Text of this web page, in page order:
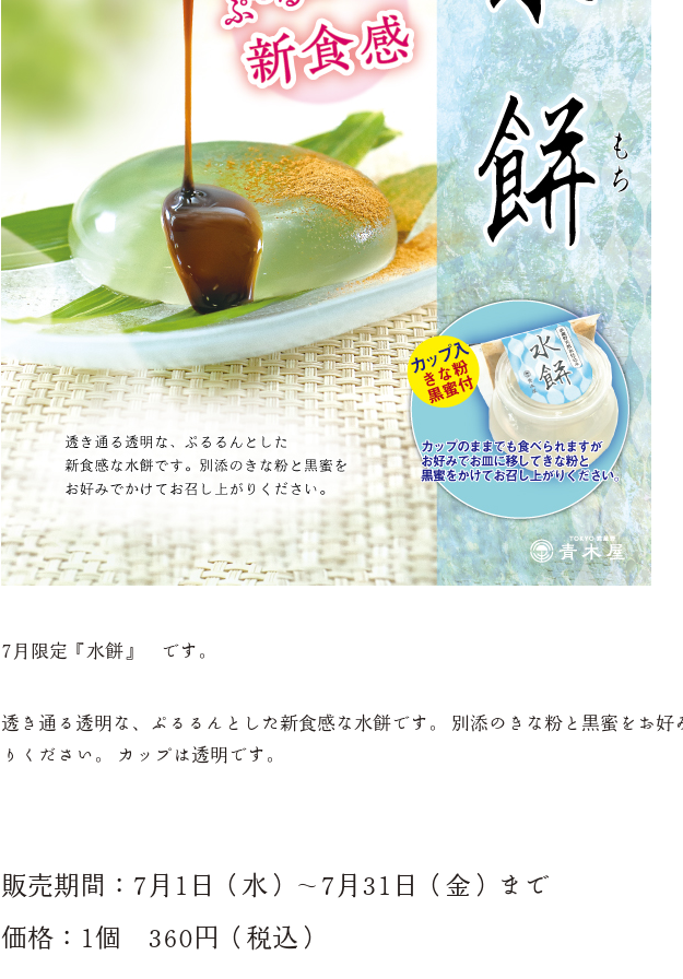
7月限定『水餅』 です。
透き通る透明な、ぷるるんとした新食感な水餅です。 別添のきな粉と黒蜜をお好
りください。 カップは透明です。
販売期間：7月1日（水）～7月31日（金）まで
価格：1個 360円（税込）